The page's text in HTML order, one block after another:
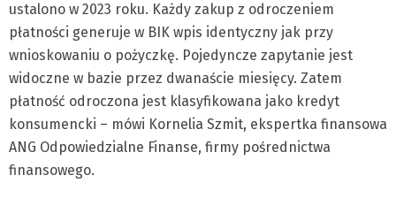
ustalono w 2023 roku. Każdy zakup z odroczeniem
płatności generuje w BIK wpis identyczny jak przy
wnioskowaniu o pożyczkę. Pojedyncze zapytanie jest
widoczne w bazie przez dwanaście miesięcy. Zatem
płatność odroczona jest klasyfikowana jako kredyt
konsumencki – mówi Kornelia Szmit, ekspertka finansowa
ANG Odpowiedzialne Finanse, firmy pośrednictwa
finansowego.